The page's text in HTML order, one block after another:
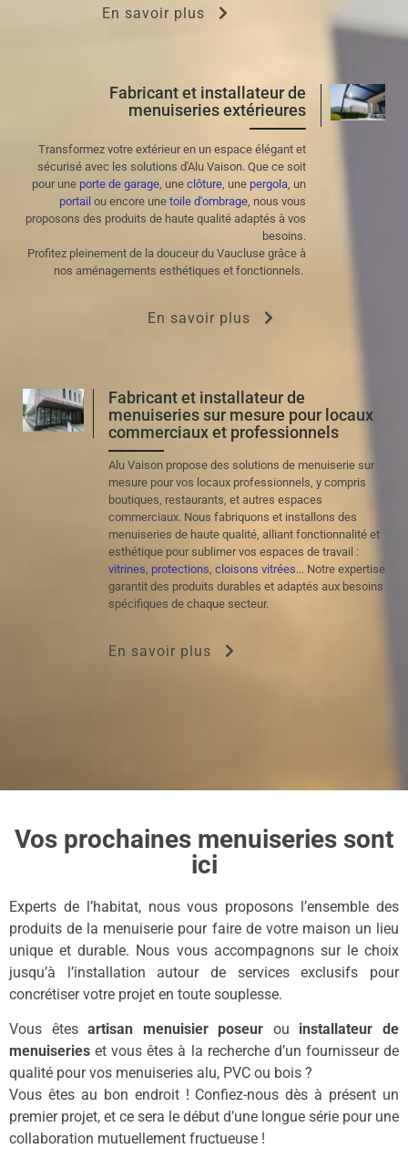
En savoir plus
Fabricant et installateur de
menuiseries extérieures
Transformez votre extérieur en un espace élégant et
sécurisé avec les solutions d'Alu Vaison. Que ce soit
pour une porte de garage , une clôture , une pergola , un
portail ou encore une toile d'ombrage , nous vous
proposons des produits de haute qualité adaptés à vos
besoins.
Profitez pleinement de la douceur du Vaucluse grâce à
nos aménagements esthétiques et fonctionnels.
En savoir plus
Fabricant et installateur de
menuiseries sur mesure pour locaux
commerciaux et professionnels
Alu Vaison propose des solutions de menuiserie sur
mesure pour vos locaux professionnels, y compris
boutiques, restaurants, et autres espaces
commerciaux. Nous fabriquons et installons des
menuiseries de haute qualité, alliant fonctionnalité et
esthétique pour sublimer vos espaces de travail :
vitrines protections cloisons vitrées... Notre expertise
garantit des produits durables et adaptés aux besoins
spécifiques de chaque secteur.
En savoir plus
Vos prochaines menuiseries sont
ici
Experts de l’habitat, nous vous proposons l’ensemble des
produits de la menuiserie pour faire de votre maison un lieu
unique et durable. Nous vous accompagnons sur le choix
jusqu’à l’installation autour de services exclusifs pour
concrétiser votre projet en toute souplesse.
Vous êtesartisan menuisier poseur ou installateur de
menuiseries et vous êtes à la recherche d’un fournisseur de
qualité pour vos menuiseries alu, PVC ou bois ?
Vous êtes au bon endroit ! Confiez-nous dès à présent un
premier projet, et ce sera le début d’une longue série pour une
collaboration mutuellement fructueuse !